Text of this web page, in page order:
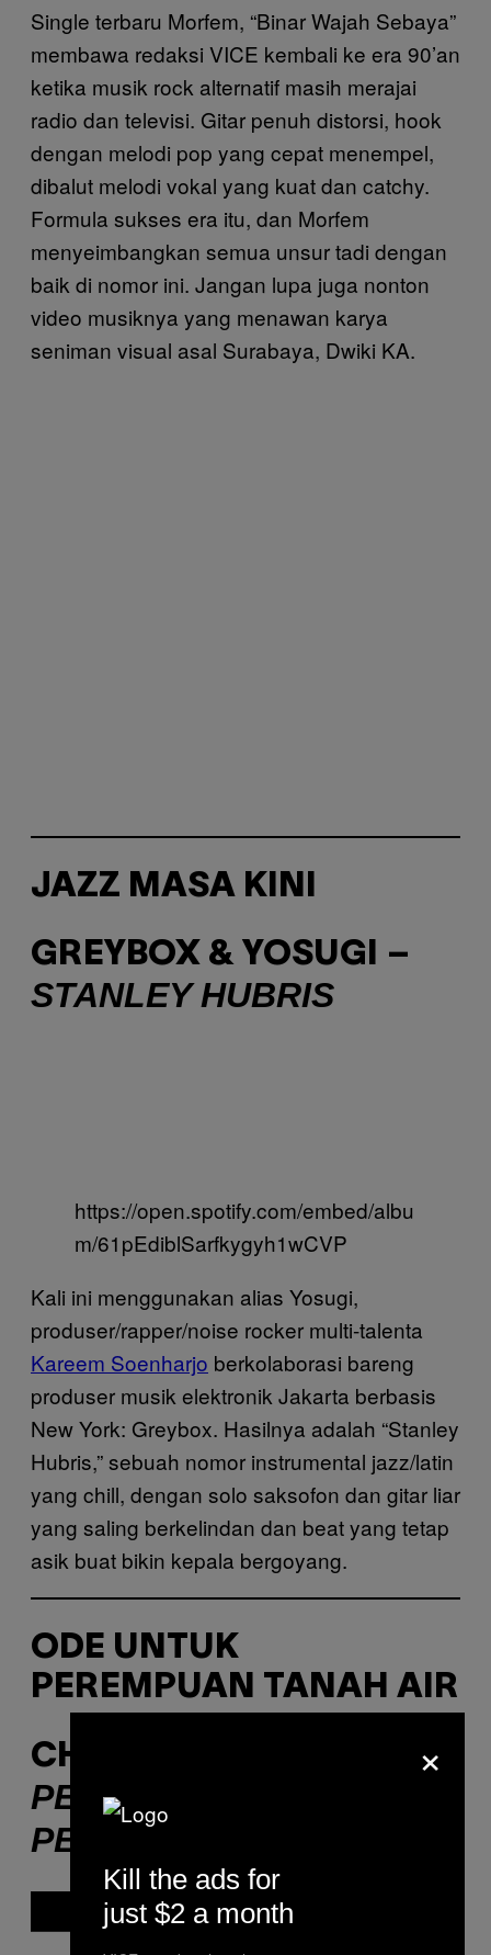
Single terbaru Morfem, “Binar Wajah Sebaya”
membawa redaksi VICE kembali ke era 90’an
ketika musik rock alternatif masih merajai
radio dan televisi. Gitar penuh distorsi, hook
dengan melodi pop yang cepat menempel,
dibalut melodi vokal yang kuat dan catchy.
Formula sukses era itu, dan Morfem
menyeimbangkan semua unsur tadi dengan
baik di nomor ini. Jangan lupa juga nonton
video musiknya yang menawan karya
seniman visual asal Surabaya, Dwiki KA.
JAZZ MASA KINI
GREYBOX & YOSUGI –
STANLEY HUBRIS
https://open.spotify.com/embed/albu
m/61pEdiblSarfkygyh1wCVP
Kali ini menggunakan alias Yosugi,
produser/rapper/noise rocker multi-talenta
Kareem Soenharjo berkolaborasi bareng
produser musik elektronik Jakarta berbasis
New York: Greybox. Hasilnya adalah “Stanley
Hubris,” sebuah nomor instrumental jazz/latin
yang chill, dengan solo saksofon dan gitar liar
yang saling berkelindan dan beat yang tetap
asik buat bikin kepala bergoyang.
ODE UNTUK
PEREMPUAN TANAH AIR
CHRISTABEL ANNORA –
PEREMPUAN-
PEREMPUAN
a
×
Kill the ads for
just $2 a month